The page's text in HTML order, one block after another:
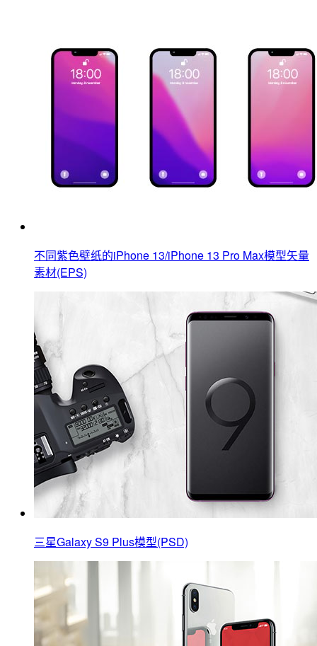
不同紫色壁纸的iPhone 13/iPhone 13 Pro Max模型矢量
素材(EPS)
三星Galaxy S9 Plus模型(PSD)